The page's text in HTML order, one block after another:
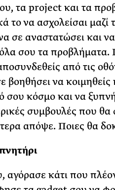
τα project και τα
το να ασχολείσαι μαζί
σε αναστατώσει και
σου τα προβλήματα.
από τις
βοηθήσει να
σου κόσμο και να
συμβουλές που θα
απόψε. Ποιες θα
αγόρασε κάτι που